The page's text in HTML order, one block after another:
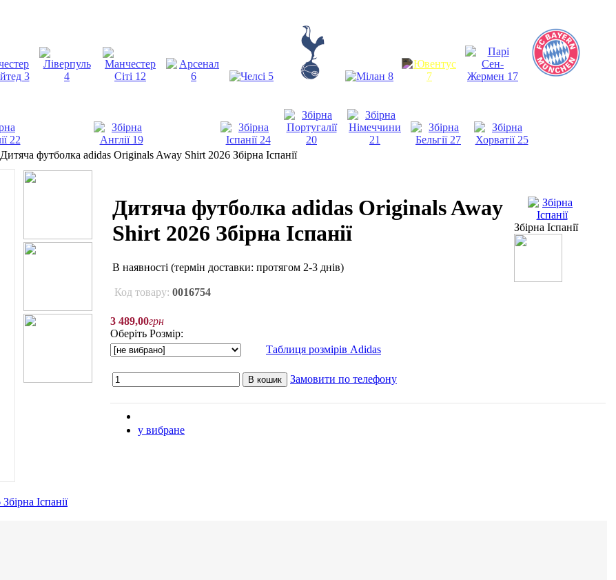
Дитяча футболка adidas Originals Away Shirt 2026 Збірна Іспанії
Дитяча футболка adidas Originals Away
Shirt 2026 Збірна Іспанії
В наявності (термін доставки: протягом 2-3 днів)
Код товару: 0016754
Збірна Іспанії
3 489,00грн
Оберіть Розмір:
Таблиця розмірів Adidas
В кошик Замовити по телефону
у вибране